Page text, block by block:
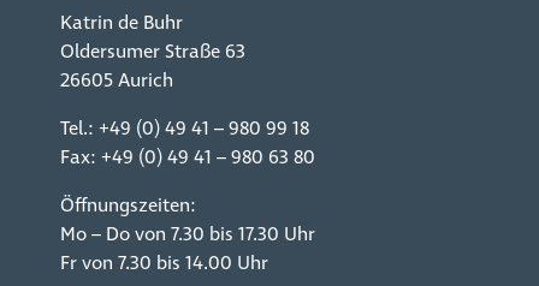
Katrin de Buhr
Oldersumer Straße 63
26605 Aurich
Tel.: +49 (0) 49 41 – 980 99 18
Fax: +49 (0) 49 41 – 980 63 80
Öffnungszeiten:
Mo – Do von 7.30 bis 17.30 Uhr
Fr von 7.30 bis 14.00 Uhr